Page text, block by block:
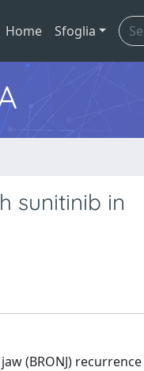
Home Sfoglia
sunitinib in
(BRONJ) recurrence